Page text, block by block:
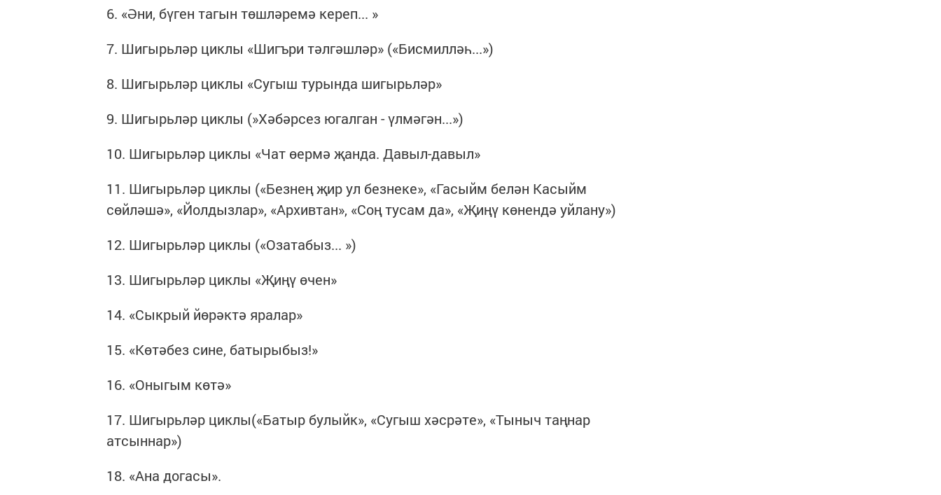
6. «Әни, бүген тагын төшләремә кереп... »
7. Шигырьләр циклы «Шигъри тәлгәшләр» («Бисмилләһ...»)
8. Шигырьләр циклы «Сугыш турында шигырьләр»
9. Шигырьләр циклы (»Хәбәрсез югалган - үлмәгән...»)
10. Шигырьләр циклы «Чат өермә җанда. Давыл-давыл»
11. Шигырьләр циклы («Безнең җир ул безнеке», «Гасыйм белән Касыйм
сөйләшә», «Йолдызлар», «Архивтан», «Соң тусам да», «Җиңү көнендә уйлану»)
12. Шигырьләр циклы («Озатабыз... »)
13. Шигырьләр циклы «Җиңү өчен»
14. «Сыкрый йөрәктә яралар»
15. «Көтәбез сине, батырыбыз!»
16. «Оныгым көтә»
17. Шигырьләр циклы(«Батыр булыйк», «Сугыш хәсрәте», «Тыныч таңнар
атсыннар»)
18. «Ана догасы».